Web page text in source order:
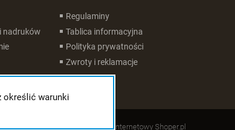
określić warunki
nadruków
Regulaminy
Tablica informacyjna
Polityka prywatności
Zwroty i reklamacje
graficzny ShopGadget.pl Sklep internetowy Shoper.pl